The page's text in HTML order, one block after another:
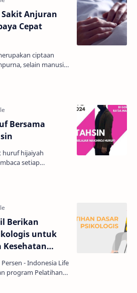
Anjuran
Cepat
selain manusia
Bersama
huruf hijaiyah
setiap
Berikan
untuk
Kesehatan
- Indonesia Life